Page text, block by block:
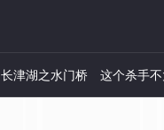
长津湖之水门桥 这个杀手